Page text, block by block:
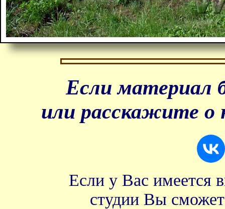
Если материал
или расскажите о
Если у Вас имеется
студии Вы